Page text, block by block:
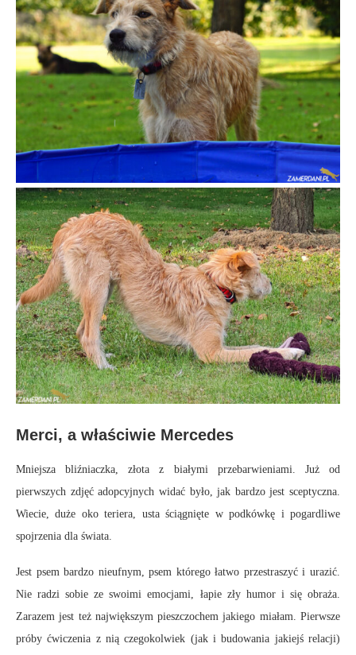
Merci, a właściwie Mercedes
Mniejsza bliźniaczka, złota z białymi przebarwieniami. Już od
pierwszych zdjęć adopcyjnych widać było, jak bardzo jest sceptyczna.
Wiecie, duże oko teriera, usta ściągnięte w podkówkę i pogardliwe
spojrzenia dla świata.
Jest psem bardzo nieufnym, psem którego łatwo przestraszyć i urazić.
Nie radzi sobie ze swoimi emocjami, łapie zły humor i się obraża.
Zarazem jest też największym pieszczochem jakiego miałam. Pierwsze
próby ćwiczenia z nią czegokolwiek (jak i budowania jakiejś relacji)